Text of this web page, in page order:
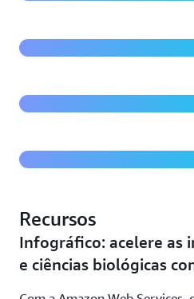
Recursos
Infográfico: acelere as
e ciências biológicas